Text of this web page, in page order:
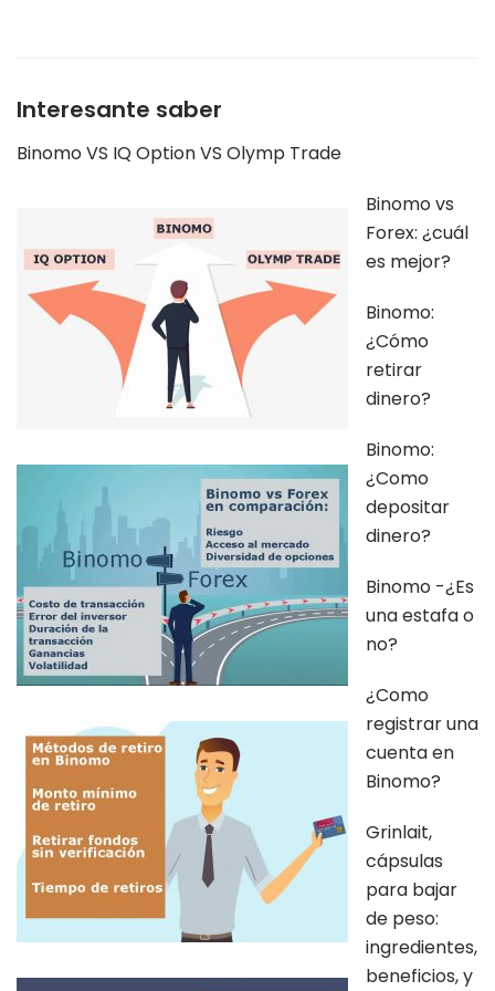
Interesante saber
Binomo VS IQ Option VS Olymp Trade
Binomo vs
Forex: ¿cuál
es mejor?
Binomo:
¿Cómo
retirar
dinero?
Binomo:
¿Como
depositar
dinero?
Binomo -¿Es
una estafa o
no?
¿Como
registrar una
cuenta en
Binomo?
Grinlait,
cápsulas
para bajar
de peso:
ingredientes,
beneficios, y